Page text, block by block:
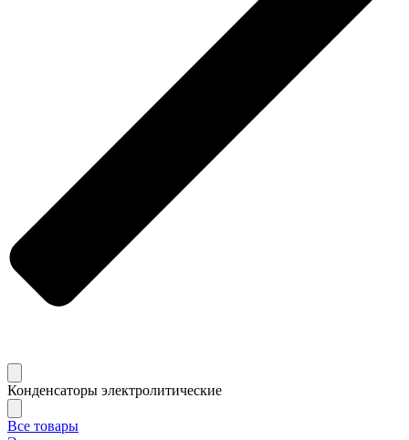
Конденсаторы электролитические
Все товары